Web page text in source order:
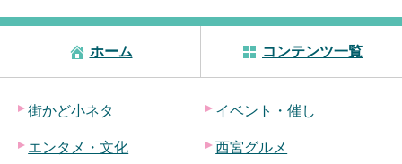
ホーム コンテンツ一覧
街かど小ネタ イベント・催し
エンタメ・文化 西宮グルメ